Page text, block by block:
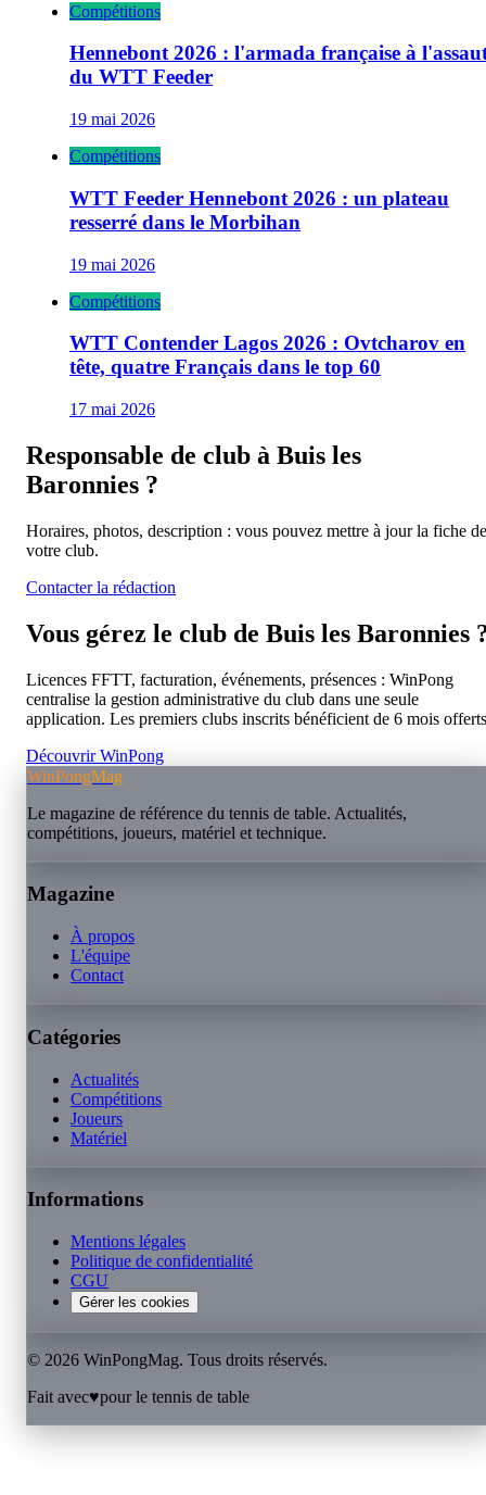
Compétitions
Hennebont 2026 : l'armada française à
du WTT Feeder
19 mai 2026
Compétitions
WTT Feeder Hennebont 2026 : un plateau
resserré dans le Morbihan
19 mai 2026
Compétitions
WTT Contender Lagos 2026 : Ovtcharov en
tête, quatre Français dans le top 60
17 mai 2026
Responsable de club à Buis les
Baronnies ?
Horaires, photos, description : vous pouvez mettre à jour la fiche de
votre club.
Contacter la rédaction
Vous gérez le club de Buis les Baronnies
Licences FFTT, facturation, événements, présences : WinPong
centralise la gestion administrative du club dans une seule
application. Les premiers clubs inscrits bénéficient de 6 mois
Découvrir WinPong
WinPongMag
Le magazine de référence du tennis de table. Actualités,
compétitions, joueurs, matériel et technique.
Magazine
À propos
L'équipe
Contact
Catégories
Actualités
Compétitions
Joueurs
Matériel
Informations
Mentions légales
Politique de confidentialité
CGU
Gérer les cookies
© 2026 WinPongMag. Tous droits réservés.
Fait avec♥pour le tennis de table